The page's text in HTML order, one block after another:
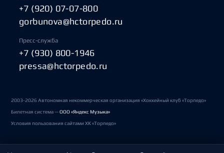
+7 (920) 07-07-800
gorbunova@hctorpedo.ru
Пресс-служба
+7 (930) 800-1946
pressa@hctorpedo.ru
2003-2026 Автономная некоммерческая организация «Хоккейный клуб «Торпедо»
Билетная система —ООО «Яндекс Музыка»
Условия пользования сайтами ХК «Торпедо»